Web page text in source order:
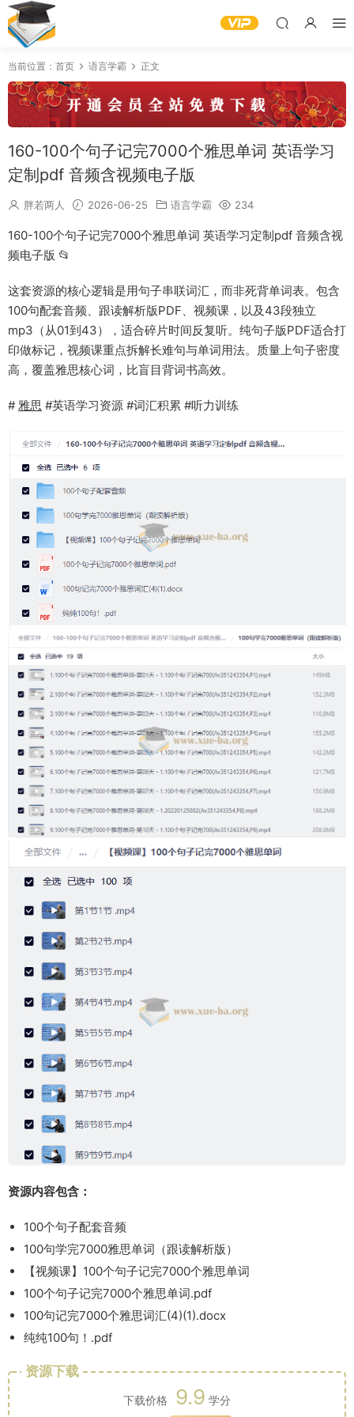
当前位置： 首页 语言学霸 正文
160-100个句子记完7000个雅思单词 英语学习
定制pdf 音频含视频电子版
胖若两人 2026-06-25 语言学霸 234
160-100个句子记完7000个雅思单词 英语学习定制pdf 音频含视
频电子版 📂
这套资源的核心逻辑是用句子串联词汇，而非死背单词表。包含
100句配套音频、跟读解析版PDF、视频课，以及43段独立
mp3（从01到43），适合碎片时间反复听。纯句子版PDF适合打
印做标记，视频课重点拆解长难句与单词用法。质量上句子密度
高，覆盖雅思核心词，比盲目背词书高效。
# 雅思 #英语学习资源 #词汇积累 #听力训练
资源内容包含：
100个句子配套音频
100句学完7000雅思单词（跟读解析版）
【视频课】100个句子记完7000个雅思单词
100个句子记完7000个雅思单词.pdf
100句记完7000个雅思词汇(4)(1).docx
纯纯100句！.pdf
资源下载
下载价格 9.9 学分